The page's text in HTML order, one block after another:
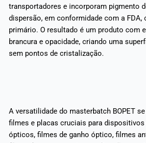
transportadores e incorporam pigmento
dispersão, em conformidade com a FDA,
primário. O resultado é um produto com
brancura e opacidade, criando uma
sem pontos de cristalização.
A versatilidade do masterbatch BOPET
filmes e placas cruciais para
ópticos, filmes de ganho óptico, filmes